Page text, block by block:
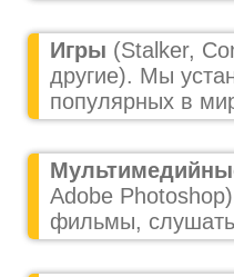
Игры (Stalker,
другие). Мы
популярных в
Adobe
фильмы,